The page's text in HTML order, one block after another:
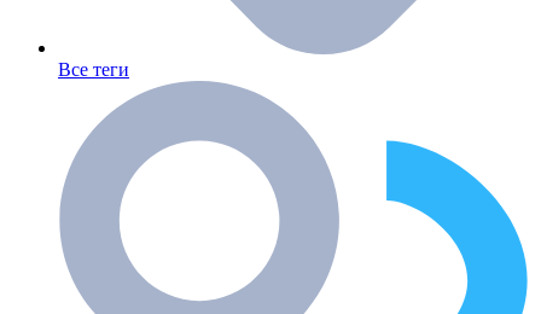
Все теги